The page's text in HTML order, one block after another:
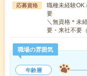
応募資格
職種未経験OK
要
＼無資格＊未
要・来社不要
職場の雰囲気
年齢層